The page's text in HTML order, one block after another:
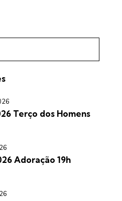
Terço dos Homens
Adoração 19h